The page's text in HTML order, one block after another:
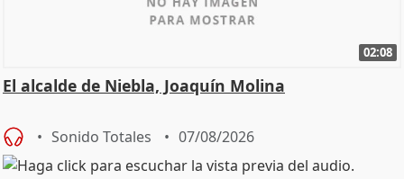
02:08
El alcalde de Niebla, Joaquín Molina
Sonido Totales 07/08/2026